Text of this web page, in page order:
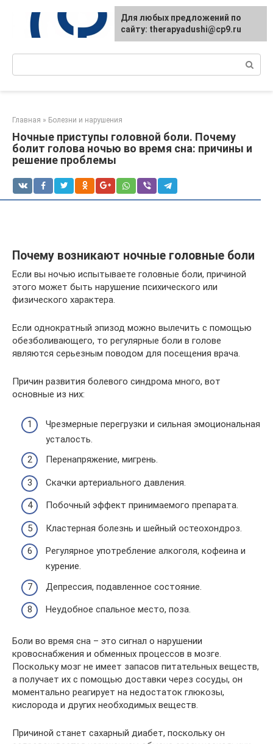
контенту
Главная » Болезни и нарушения
Ночные приступы головной боли. Почему
болит голова ночью во время сна: причины и
решение проблемы
Почему возникают ночные головные боли
Если вы ночью испытываете головные боли, причиной
этого может быть нарушение психического или
физического характера.
Если однократный эпизод можно вылечить с помощью
обезболивающего, то регулярные боли в голове
являются серьезным поводом для посещения врача.
Причин развития болевого синдрома много, вот
основные из них:
Чрезмерные перегрузки и сильная эмоциональная
усталость.
Перенапряжение, мигрень.
Скачки артериального давления.
Побочный эффект принимаемого препарата.
Кластерная болезнь и шейный остеохондроз.
Регулярное употребление алкоголя, кофеина и
курение.
Депрессия, подавленное состояние.
Неудобное спальное место, поза.
Боли во время сна – это сигнал о нарушении
кровоснабжения и обменных процессов в мозге.
Поскольку мозг не имеет запасов питательных веществ,
а получает их с помощью доставки через сосуды, он
моментально реагирует на недостаток глюкозы,
кислорода и других необходимых веществ.
Причиной станет сахарный диабет, поскольку он
Для любых предложений по
сайту: therapyadushi@cp9.ru